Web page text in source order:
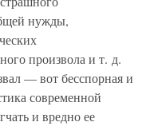
нужды,
произвола и т. д.
— вот бесспорная и
современной
и вредно ее